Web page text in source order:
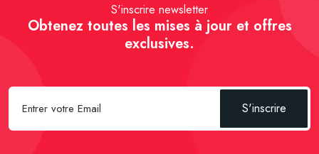
S'inscrire newsletter
Obtenez toutes les mises à jour et offres
exclusives.
S'inscrire